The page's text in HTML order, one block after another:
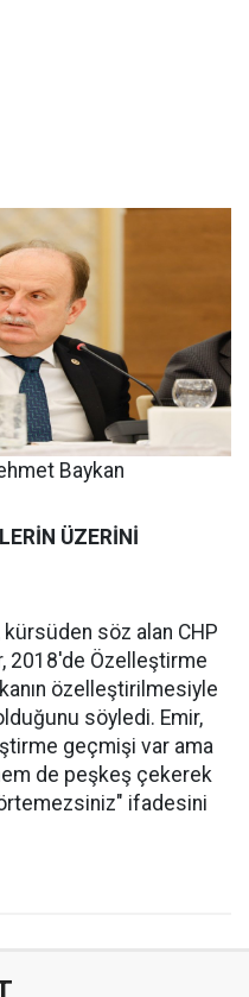
Baykan
ÜZERİNİ
kürsüden söz alan CHP
2018'de Özelleştirme
özelleştirilmesiyle
söyledi. Emir,
geçmişi var ama
de peşkeş çekerek
ifadesini